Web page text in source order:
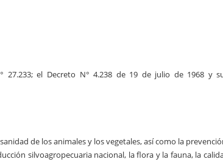
27.233; el Decreto N° 4.238 de 19 de julio de 1968 y
de los animales y los vegetales, así como la
silvoagropecuaria nacional, la flora y la fauna, la